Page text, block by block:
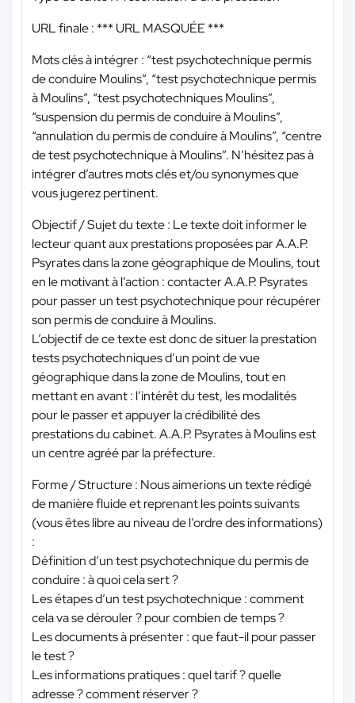
URL finale : *** URL MASQUÉE ***
Mots clés à intégrer : “test psychotechnique permis
de conduire Moulins”, “test psychotechnique permis
à Moulins”, “test psychotechniques Moulins”,
“suspension du permis de conduire à Moulins”,
“annulation du permis de conduire à Moulins”, “centre
de test psychotechnique à Moulins”. N’hésitez pas à
intégrer d’autres mots clés et/ou synonymes que
vous jugerez pertinent.
Objectif / Sujet du texte : Le texte doit informer le
lecteur quant aux prestations proposées par A.A.P.
Psyrates dans la zone géographique de Moulins, tout
en le motivant à l’action : contacter A.A.P. Psyrates
pour passer un test psychotechnique pour récupérer
son permis de conduire à Moulins.
L’objectif de ce texte est donc de situer la prestation
tests psychotechniques d’un point de vue
géographique dans la zone de Moulins, tout en
mettant en avant : l’intérêt du test, les modalités
pour le passer et appuyer la crédibilité des
prestations du cabinet. A.A.P. Psyrates à Moulins est
un centre agréé par la préfecture.
Forme / Structure : Nous aimerions un texte rédigé
de manière fluide et reprenant les points suivants
(vous êtes libre au niveau de l’ordre des informations)
:
Définition d’un test psychotechnique du permis de
conduire : à quoi cela sert ?
Les étapes d’un test psychotechnique : comment
cela va se dérouler ? pour combien de temps ?
Les documents à présenter : que faut-il pour passer
le test ?
Les informations pratiques : quel tarif ? quelle
adresse ? comment réserver ?